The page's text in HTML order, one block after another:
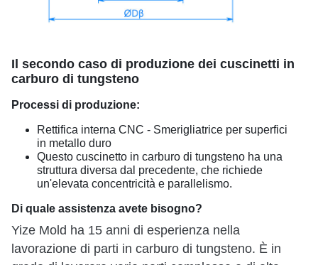
Il secondo caso di produzione dei cuscinetti in
carburo di tungsteno
Processi di produzione:
Rettifica interna CNC - Smerigliatrice per superfici
in metallo duro
Questo cuscinetto in carburo di tungsteno ha una
struttura diversa dal precedente, che richiede
un'elevata concentricità e parallelismo.
Di quale assistenza avete bisogno?
Yize Mold ha 15 anni di esperienza nella
lavorazione di parti in carburo di tungsteno. È in